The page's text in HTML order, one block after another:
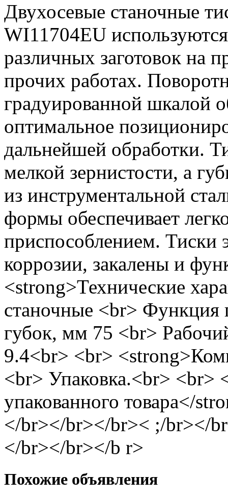
Двухосевые станочные
WI11704EU
различных заготовок на
прочих работах.
градуированной шкалой
оптимальное
дальнейшей обработки.
мелкой зернистости, а
из инструментальной
формы обеспечивает
приспособлением. Тиски
коррозии, закалены и
<strong>Технические
станочные <br> Функция
губок, мм 75 <br>
9.4<br> <br>
<br> Упаковка.<br> <br>
упакованного товара</
</br></br></br>< ;/br></
</br></br></b r>
Похожие объявления